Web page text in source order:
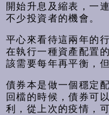
開始升息及縮表，一
不少投資者的機會。
平心來看待這兩年的
在執行一種資產配置
該需要每年再平衡，
債券本是做一個穩定
回檔的時候，債券可
利，從上次的疫情，